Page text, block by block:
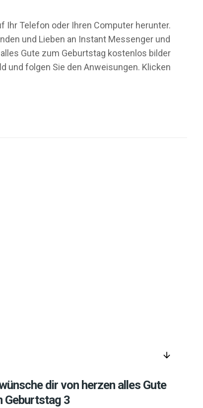
Ihr Telefon oder Ihren Computer herunter.
und Lieben an Instant Messenger und
Gute zum Geburtstag kostenlos bilder
und folgen Sie den Anweisungen. Klicken
arrow_downward
dir von herzen alles Gute
Geburtstag 3